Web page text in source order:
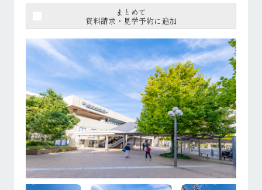
まとめて
資料請求・見学予約に追加